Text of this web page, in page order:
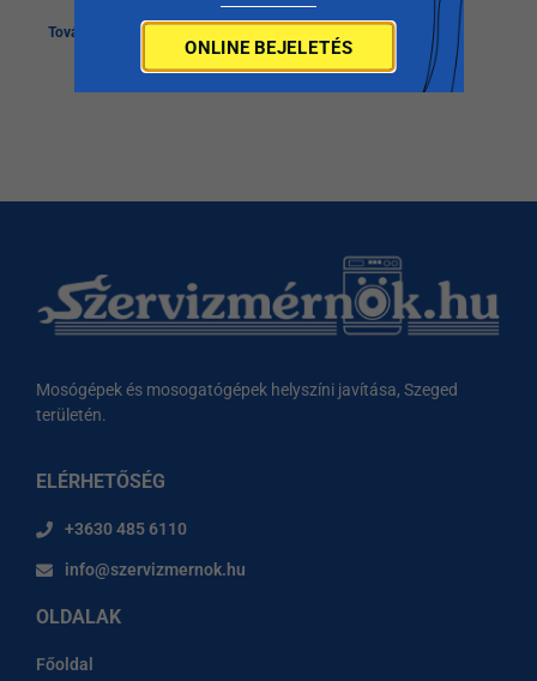
Tovább olvasom »
1 2 3 4
Mosógépek és mosogatógépek helyszíni javítása, Szeged
területén.
ELÉRHETŐSÉG
+3630 485 6110
info@szervizmernok.hu
OLDALAK
Főoldal
ONLINE BEJELETÉS